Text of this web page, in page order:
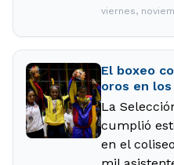
viernes,
El boxeo
oros en
La
cumplió
en el